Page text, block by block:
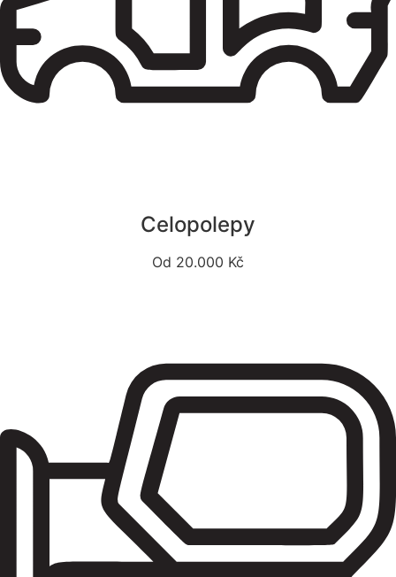
Celopolepy
Od 20.000 Kč